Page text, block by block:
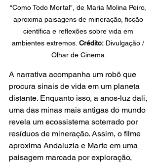
“Como Todo Mortal”, de Maria Molina Peiro,
aproxima paisagens de mineração, ficção
científica e reflexões sobre vida em
ambientes extremos. Crédito: Divulgação /
Olhar de Cinema.
A narrativa acompanha um robô que
procura sinais de vida em um planeta
distante. Enquanto isso, a anos-luz dali,
uma das minas mais antigas do mundo
revela um ecossistema soterrado por
resíduos de mineração. Assim, o filme
aproxima Andaluzia e Marte em uma
paisagem marcada por exploração,